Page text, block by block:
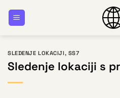
SLEDENJE LOKACIJI, SS7
Sledenje lokaciji s